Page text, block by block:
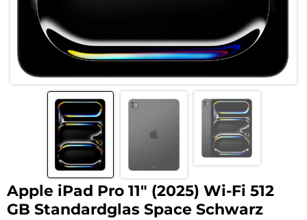
Apple iPad Pro 11″ (2025) Wi-Fi 512
GB Standardglas Space Schwarz